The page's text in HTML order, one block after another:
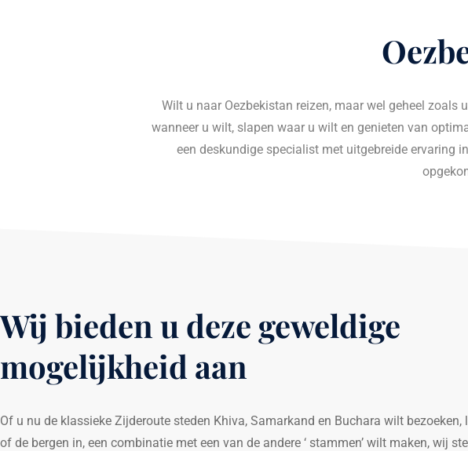
Wilt u naar Oezbekistan reizen, maar wel geheel zoals
wanneer u wilt, slapen waar u wilt en genieten van
een deskundige specialist met uitgebreide ervaring
Wij bieden u deze geweldige
mogelijkheid aan
Of u nu de klassieke Zijderoute steden Khiva, Samarkand en Buchara wilt bezoeken,
of de bergen in, een combinatie met een van de andere ‘ stammen’ wilt maken, wij